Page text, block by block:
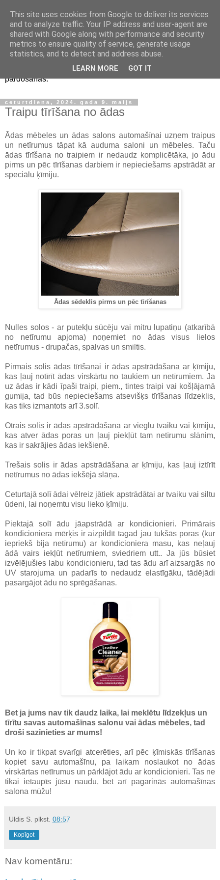
Auto ķīmiskā tīrīšana
Liepājā
Auto salona ķīmiskā tīrīšana Liepājā. Auto tīrīšana pirms
pārdošanas.
ceturtdiena, 2024. gada 9. maijs
Traipu tīrīšana no ādas
Ādas mēbeles un ādas salons automašīnai uzņem traipus
un netīrumus tāpat kā auduma saloni un mēbeles. Taču
ādas tīrīšana no traipiem ir nedaudz komplicētāka, jo ādu
pirms un pēc tīrīšanas darbiem ir nepieciešams apstrādāt ar
speciālu ķīmiju.
Ādas sēdeklis pirms un pēc tīrīšanas
Nulles solos - ar putekļu sūcēju vai mitru lupatiņu (atkarībā
no netīrumu apjoma) noņemiet no ādas visus lielos
netīrumus - drupačas, spalvas un smiltis.
Pirmais solis ādas tīrīšanai ir ādas apstrādāšana ar ķīmiju,
kas ļauj notīrīt ādas virskārtu no taukiem un netīrumiem. Ja
uz ādas ir kādi īpaši traipi, piem., tintes traipi vai košļājamā
gumija, tad būs nepieciešams atsevišķs tīrīšanas līdzeklis,
kas tiks izmantots arī 3.solī.
Otrais solis ir ādas apstrādāšana ar vieglu tvaiku vai ķīmiju,
kas atver ādas poras un ļauj piekļūt tam netīrumu slānim,
kas ir sakrājies ādas iekšienē.
Trešais solis ir ādas apstrādāšana ar ķīmiju, kas ļauj iztīrīt
netīrumus no ādas iekšējā slāņa.
Ceturtajā solī ādai vēlreiz jātiek apstrādātai ar tvaiku vai siltu
ūdeni, lai noņemtu visu lieko ķīmiju.
Piektajā solī ādu jāapstrādā ar kondicionieri. Primārais
kondicioniera mērķis ir aizpildīt tagad jau tukšās poras (kur
iepriekš bija netīrumu) ar kondicioniera masu, kas neļauj
ādā vairs iekļūt netīrumiem, sviedriem utt.. Ja jūs būsiet
izvēlējušies labu kondicionieru, tad tas ādu arī aizsargās no
UV starojuma un padarīs to nedaudz elastīgāku, tādējādi
pasargājot ādu no sprēgāšanas.
Bet ja jums nav tik daudz laika, lai meklētu līdzekļus un
tīrītu savas automašīnas salonu vai ādas mēbeles, tad
droši sazinieties ar mums!
Un ko ir tikpat svarīgi atcerēties, arī pēc ķīmiskās tīrīšanas
kopiet savu automašīnu, pa laikam noslaukot no ādas
virskārtas netīrumus un pārklājot ādu ar kondicionieri. Tas ne
tikai ietaupīs jūsu naudu, bet arī pagarinās automašīnas
salona mūžu!
Uldis S. plkst. 08:57
Kopīgot
Nav komentāru:
This site uses cookies from Google to deliver its services
and to analyze traffic. Your IP address and user-agent are
shared with Google along with performance and security
metrics to ensure quality of service, generate usage
statistics, and to detect and address abuse.
LEARN MORE GOT IT